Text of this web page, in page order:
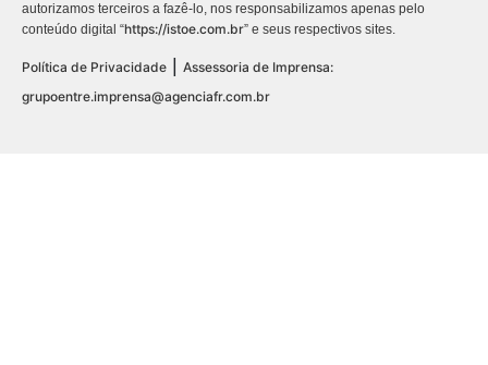
autorizamos terceiros a fazê-lo, nos responsabilizamos apenas pelo
conteúdo digital “https://istoe.com.br” e seus respectivos sites.
Política de Privacidade
Assessoria de Imprensa:
grupoentre.imprensa@agenciafr.com.br